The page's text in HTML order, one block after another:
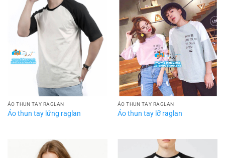
ÁO THUN TAY RAGLAN
Áo thun tay lửng raglan
ÁO THUN TAY RAGLAN
Áo thun tay lỡ raglan